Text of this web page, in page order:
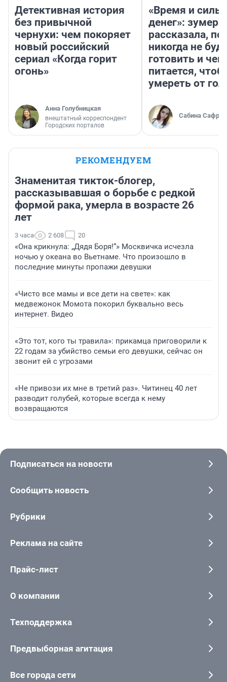
Детективная история
без привычной
чернухи: чем покоряет
новый российский
сериал «Когда горит
огонь»
Анна Голубницкая
внештатный корреспондент
Городских порталов
«Время и
денег»:
рассказала,
никогда не
готовить и чем
питается,
умереть от
Сабина
РЕКОМЕНДУЕМ
Знаменитая тикток-блогер,
рассказывавшая о борьбе с редкой
формой рака, умерла в возрасте 26
лет
3 часа 2 608 20
«Она крикнула: „Дядя Боря!“» Москвичка исчезла
ночью у океана во Вьетнаме. Что произошло в
последние минуты пропажи девушки
«Чисто все мамы и все дети на свете»: как
медвежонок Момота покорил буквально весь
интернет. Видео
«Это тот, кого ты травила»: прикамца приговорили к
22 годам за убийство семьи его девушки, сейчас он
звонит ей с угрозами
«Не привози их мне в третий раз». Читинец 40 лет
разводит голубей, которые всегда к нему
возвращаются
Подписаться на новости
Сообщить новость
Рубрики
Реклама на сайте
Прайс-лист
О компании
Техподдержка
Предвыборная агитация
Все города сети